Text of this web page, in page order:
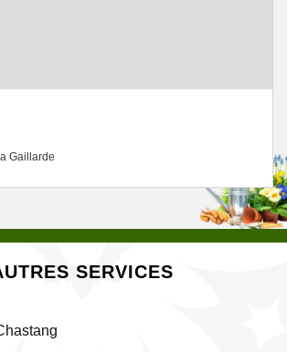
Gaillarde
SERVICES